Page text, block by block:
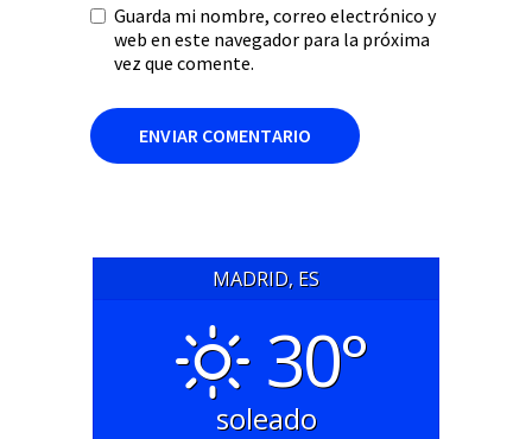
Guarda mi nombre, correo electrónico y
web en este navegador para la próxima
vez que comente.
MADRID, ES
30°
soleado